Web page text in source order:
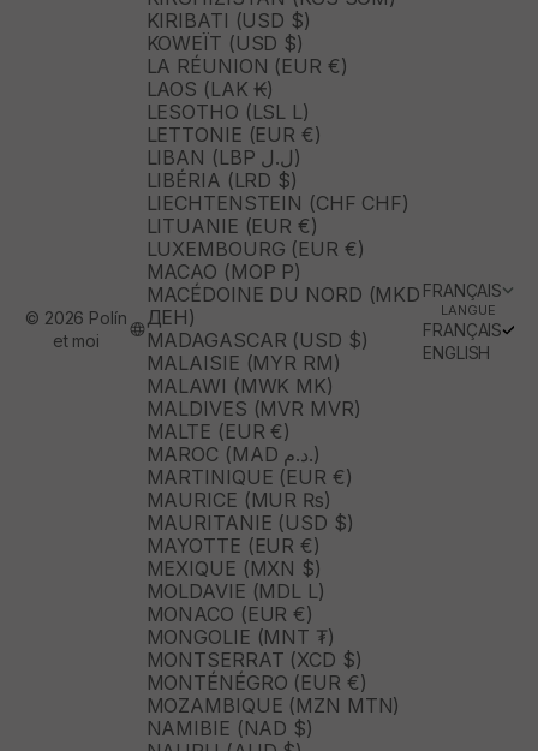
KIRIBATI (USD $)
KOWEÏT (USD $)
LA RÉUNION (EUR €)
LAOS (LAK ₭)
LESOTHO (LSL L)
LETTONIE (EUR €)
LIBAN (LBP ل.ل)
LIBÉRIA (LRD $)
LIECHTENSTEIN (CHF CHF)
LITUANIE (EUR €)
LUXEMBOURG (EUR €)
MACAO (MOP P)
MACÉDOINE DU NORD (MKD
ДЕН)
MADAGASCAR (USD $)
MALAISIE (MYR RM)
MALAWI (MWK MK)
MALDIVES (MVR MVR)
MALTE (EUR €)
MAROC (MAD د.م.)
MARTINIQUE (EUR €)
MAURICE (MUR ₨)
MAURITANIE (USD $)
MAYOTTE (EUR €)
MEXIQUE (MXN $)
MOLDAVIE (MDL L)
MONACO (EUR €)
MONGOLIE (MNT ₮)
MONTSERRAT (XCD $)
MONTÉNÉGRO (EUR €)
MOZAMBIQUE (MZN MTN)
NAMIBIE (NAD $)
FRANÇAIS
LANGUE
FRANÇAIS
ENGLISH
© 2026 Polín
et moi